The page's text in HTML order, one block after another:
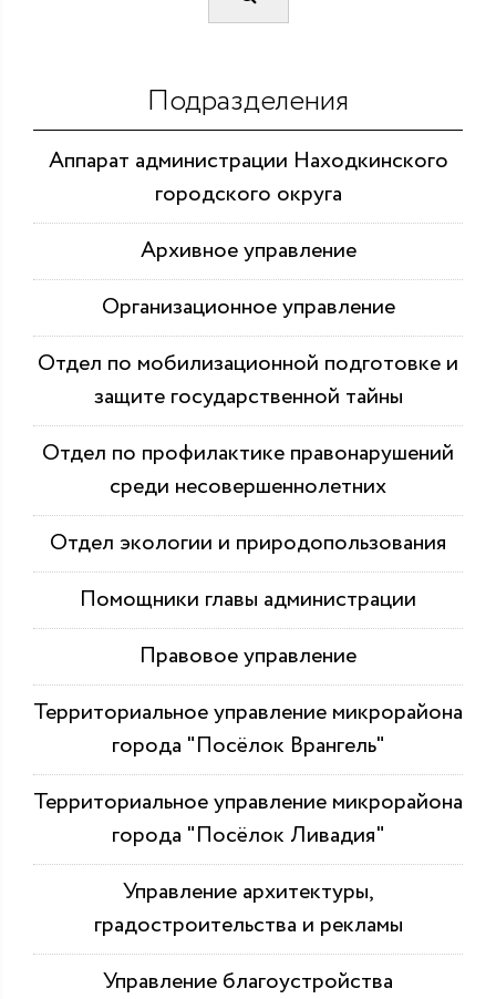
Подразделения
Аппарат администрации Находкинского
городского округа
Архивное управление
Организационное управление
Отдел по мобилизационной подготовке и
защите государственной тайны
Отдел по профилактике правонарушений
среди несовершеннолетних
Отдел экологии и природопользования
Помощники главы администрации
Правовое управление
Территориальное управление микрорайона
города "Посёлок Врангель"
Территориальное управление микрорайона
города "Посёлок Ливадия"
Управление архитектуры,
градостроительства и рекламы
Управление благоустройства